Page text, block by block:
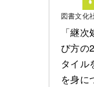
図書文化
「継
び方の
タイル
を身に